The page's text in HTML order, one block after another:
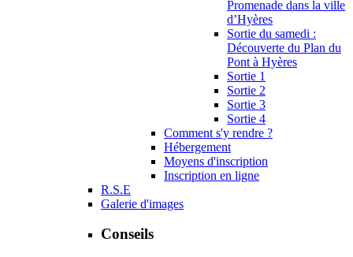
Promenade dans la ville
d’Hyères
Sortie du samedi :
Découverte du Plan du
Pont à Hyères
Sortie 1
Sortie 2
Sortie 3
Sortie 4
Comment s'y rendre ?
Hébergement
Moyens d'inscription
Inscription en ligne
R.S.E
Galerie d'images
Conseils